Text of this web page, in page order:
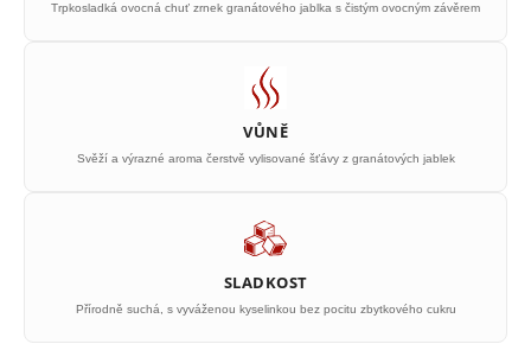
Trpkosladká ovocná chuť zrnek granátového jablka s čistým ovocným závěrem
VŮNĚ
Svěží a výrazné aroma čerstvě vylisované šťávy z granátových jablek
SLADKOST
Přírodně suchá, s vyváženou kyselinkou bez pocitu zbytkového cukru